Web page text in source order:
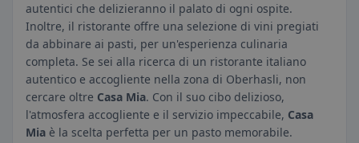
autentici che delizieranno il palato di ogni ospite.
Inoltre, il ristorante offre una selezione di vini pregiati
da abbinare ai pasti, per un'esperienza culinaria
completa. Se sei alla ricerca di un ristorante italiano
autentico e accogliente nella zona di Oberhasli, non
cercare oltre Casa Mia. Con il suo cibo delizioso,
l'atmosfera accogliente e il servizio impeccabile, Casa
Mia è la scelta perfetta per un pasto memorabile.